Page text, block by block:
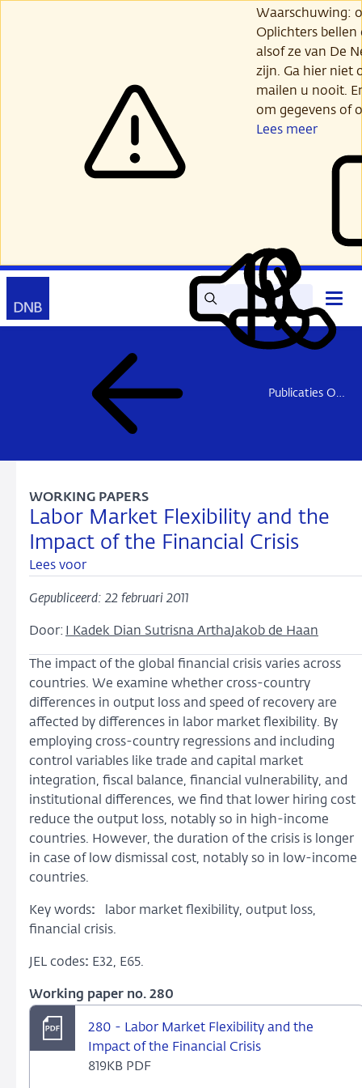
Waarschuwing:
Oplichters
alsof ze van De
zijn. Ga hier niet
mailen u nooit.
om gegevens of
Lees meer
Zoek Lees
voor
Mijn
DNB
Contact
Publicaties Onderzoek
Labor Market Flexibility and the
Impact of the Financial Crisis
WORKING PAPERS
Lees voor
Gepubliceerd: 22 februari 2011
Door: I Kadek Dian Sutrisna ArthaJakob de Haan
The impact of the global financial crisis varies across
countries. We examine whether cross-country
differences in output loss and speed of recovery are
affected by differences in labor market flexibility. By
employing cross-country regressions and including
control variables like trade and capital market
integration, fiscal balance, financial vulnerability, and
institutional differences, we find that lower hiring cost
reduce the output loss, notably so in high-income
countries. However, the duration of the crisis is longer
in case of low dismissal cost, notably so in low-income
countries.
Key words:
labor market flexibility, output loss,
financial crisis.
JEL codes: E32, E65.
Working paper no. 280
280 - Labor Market Flexibility and the
Impact of the Financial Crisis
819KB PDF